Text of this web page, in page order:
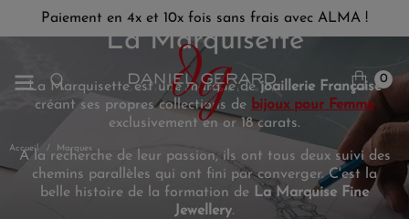
Paiement en 4x et 10x fois sans frais avec ALMA !
0
Accueil Marques
La Marquisette
La Marquisette est une marque dejoaillerie Française
créant ses propres collections de bijoux pour Femme
exclusivement en or 18 carats.
A la recherche de leur passion, ils ont tous deux suivi des
chemins parallèles qui ont fini par converger. C'est la
belle histoire de la formation de La Marquise Fine
Jewellery.